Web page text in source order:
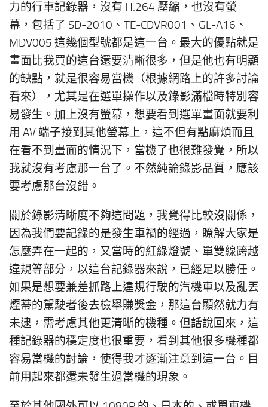
力的行車記錄器，沒有 H.264 壓縮，也沒有螢
幕，包括了 SD-2010、TE-CDVR001、GL-A16、
MDV005 這幾個型號都是這一台。最大的優點就是
畫面比我買的這台還要清晰很多，但是他也有明顯
的缺點，就是很容易當機（根據網路上的許多討論
看來），尤其是在選單操作以及錄影滿檔時特別容
易發生。加上沒有螢幕，想要看到選單畫面就要利
用 AV 端子接到其他螢幕上，這不但有點麻煩而且
在看不到畫面的情況下，當機了也很難發覺，所以
我就沒有考慮那一台了。不然純論錄影品質，應該
要考慮那台沒錯。
關於錄影清晰度不夠這問題，我覺得比較沒關係，
因為我們要記錄的是發生車禍的經過，瞭解大家是
怎麼弄在一起的，又當時的紅綠燈號、單雙線跨越
違規等部分，以這台記錄器來說，已經足以勝任。
如果是想要兼差抓路上違規行駛的汽機車以及亂丟
煙蒂的駕駛者後去檢舉賺獎金，那這台顯然就力有
未逮，需考慮其他更清晰的機種。但話說回來，這
種記錄器的穩定度也很重要，看到其他很多機種都
容易當機的討論，使得我才逐漸注意到這一台。目
前用起來都還未發生過當機的現象。